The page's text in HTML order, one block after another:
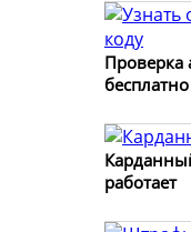
Проверка
работает